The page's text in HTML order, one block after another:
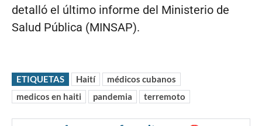
detalló el último informe del Ministerio de
Salud Pública (MINSAP).
ETIQUETAS Haití
médicos cubanos
medicos en haiti
pandemia terremoto